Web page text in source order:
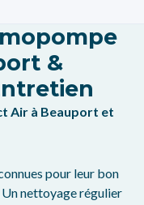
&
Air à Beauport et
pour leur bon
nettoyage régulier